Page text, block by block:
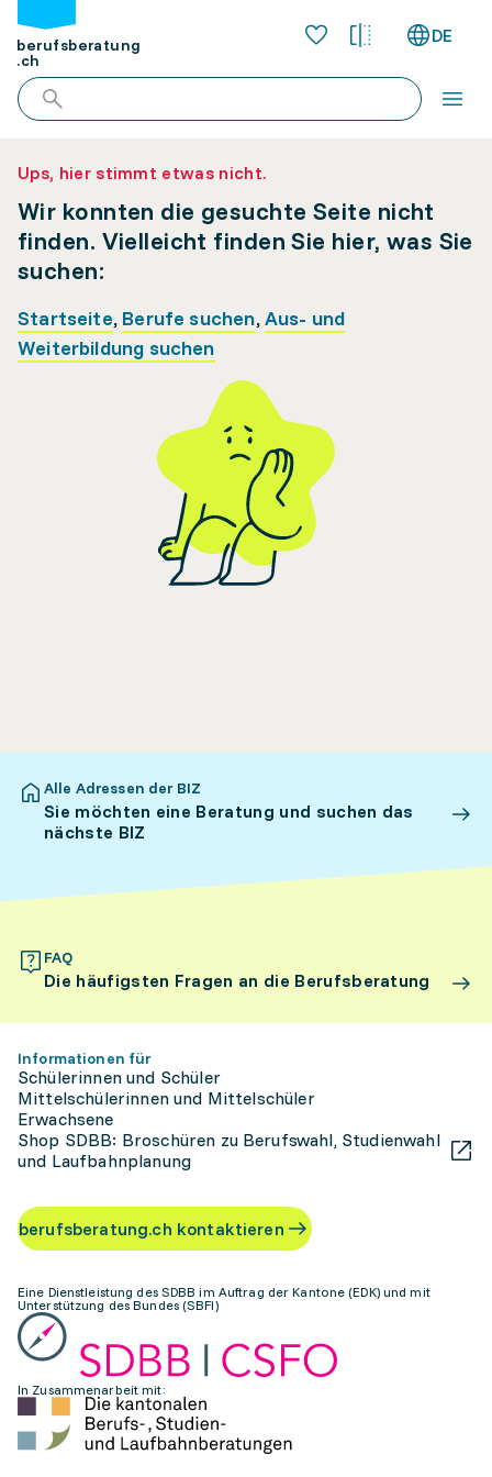
berufsberatung
.ch
DE
Ups, hier stimmt etwas nicht.
Wir konnten die gesuchte Seite nicht
finden. Vielleicht finden Sie hier, was Sie
suchen:
Startseite, Berufe suchen,Aus- und
Weiterbildung suchen
Alle Adressen der BIZ
Sie möchten eine Beratung und suchen das
nächste BIZ
FAQ
Die häufigsten Fragen an die Berufsberatung
Informationen für
Schülerinnen und Schüler
Mittelschülerinnen und Mittelschüler
Erwachsene
Shop SDBB: Broschüren zu Berufswahl, Studienwahl
und Laufbahnplanung
berufsberatung.ch kontaktieren
Eine Dienstleistung des SDBB im Auftrag der Kantone (EDK) und mit
Unterstützung des Bundes (SBFI)
In Zusammenarbeit mit: